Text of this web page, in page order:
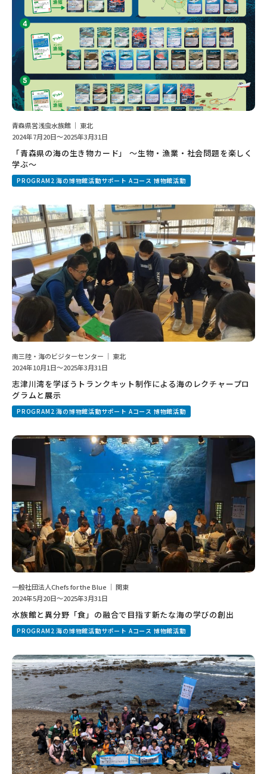
青森県営浅虫水族館 ｜ 東北
2024年7月20日～2025年3月31日
「青森県の海の生き物カード」 ～生物・漁業・社会問題を楽しく
学ぶ～
PROGRAM2 海の博物館活動サポート Aコース 博物館活動
南三陸・海のビジターセンター ｜ 東北
2024年10月1日～2025年3月31日
志津川湾を学ぼうトランクキット制作による海のレクチャープロ
グラムと展示
PROGRAM2 海の博物館活動サポート Aコース 博物館活動
一般社団法人Chefs for the Blue ｜ 関東
2024年5月20日～2025年3月31日
水族館と異分野「食」の融合で目指す新たな海の学びの創出
PROGRAM2 海の博物館活動サポート Aコース 博物館活動